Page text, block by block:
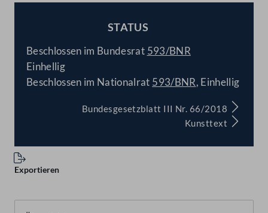
STATUS
Beschlossen im Bundesrat 593/BNR
Einhellig
Beschlossen im Nationalrat 593/BNR, Einhellig
Bundesgesetzblatt III Nr. 66/2018
Kunsttext
Exportieren